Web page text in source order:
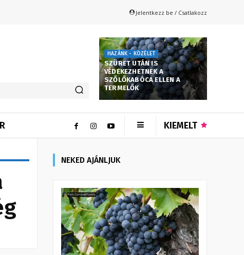
Jelentkezz be / Csatlakozz
HAZÁNK - KÖZÉLET
SZÜRET UTÁN IS
VÉDEKEZHETNEK A
SZŐLŐKABÓCA ELLEN A
TERMELŐK
KIEMELT
NEKED AJÁNLJUK